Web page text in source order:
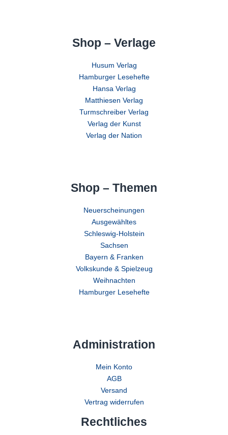
Shop – Verlage
Husum Verlag
Hamburger Lesehefte
Hansa Verlag
Matthiesen Verlag
Turmschreiber Verlag
Verlag der Kunst
Verlag der Nation
Shop – Themen
Neuerscheinungen
Ausgewähltes
Schleswig-Holstein
Sachsen
Bayern & Franken
Volkskunde & Spielzeug
Weihnachten
Hamburger Lesehefte
Administration
Mein Konto
AGB
Versand
Vertrag widerrufen
Rechtliches